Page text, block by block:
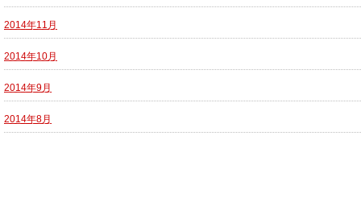
2014年11月
2014年10月
2014年9月
2014年8月